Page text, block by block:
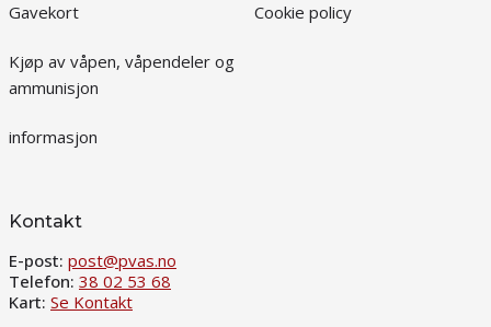
Gavekort
Kjøp av våpen, våpendeler og
ammunisjon
informasjon
Cookie policy
Kontakt
E-post: post@pvas.no
Telefon: 38 02 53 68
Kart: Se Kontakt